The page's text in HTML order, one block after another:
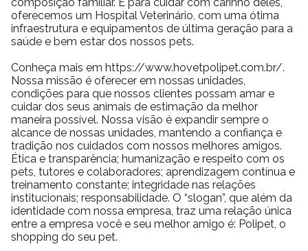
oferecemos um Hospital Veterinário, com uma ótima
infraestrutura e equipamentos de última geração para a
saúde e bem estar dos nossos pets.
Conheça mais em https://www.hovetpolipet.com.br/.
Nossa missão é oferecer em nossas unidades,
condições para que nossos clientes possam amar e
cuidar dos seus animais de estimação da melhor
maneira possível. Nossa visão é expandir sempre o
alcance de nossas unidades, mantendo a confiança e
tradição nos cuidados com nossos melhores amigos.
Ética e transparência; humanização e respeito com os
pets, tutores e colaboradores; aprendizagem contínua e
treinamento constante; integridade nas relações
institucionais; responsabilidade. O “slogan”, que além da
identidade com nossa empresa, traz uma relação única
entre a empresa você e seu melhor amigo é: Polipet, o
shopping do seu pet.